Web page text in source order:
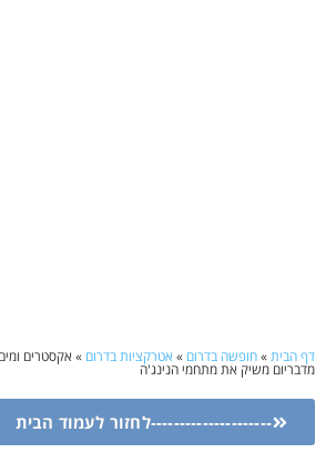
דף הבית»חופשה בדרום » אטרקציות בדרום »
מדבריום משיק את מתחמי הנינג'ה
---------------------לחזור לעמוד הבית